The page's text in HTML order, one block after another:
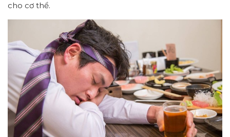
cho cơ thể.